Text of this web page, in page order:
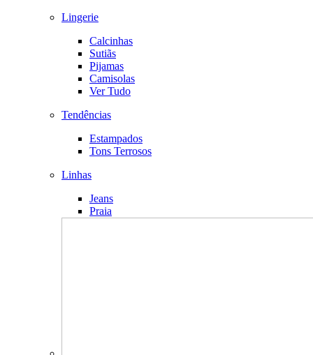
Lingerie
Calcinhas
Sutiãs
Pijamas
Camisolas
Ver Tudo
Tendências
Estampados
Tons Terrosos
Linhas
Jeans
Praia